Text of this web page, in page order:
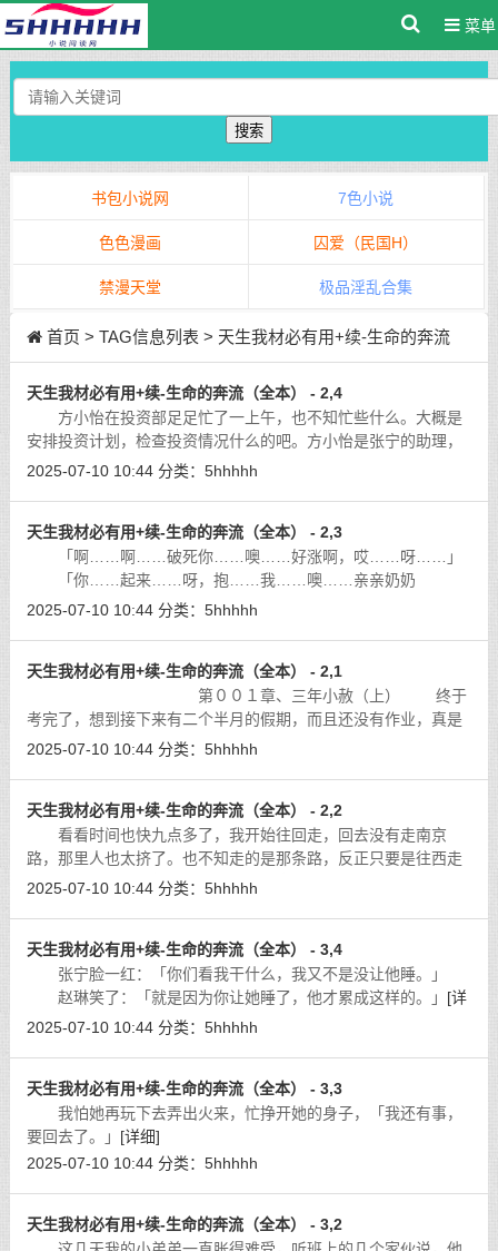
菜单
搜索
书包小说网 7色小说
色色漫画 囚爱（民国H）
禁漫天堂 极品淫乱合集
首页 > TAG信息列表 > 天生我材必有用+续-生命的奔流
天生我材必有用+续-生命的奔流（全本） - 2,4
方小怡在投资部足足忙了一上午，也不知忙些什么。大概是
安排投资计划，检查投资情况什么的吧。方小怡是张宁的助理，
平时也协助张宁主管投资这一块。
2025-07-10 10:44 分类： 5hhhhh
天生我材必有用+续-生命的奔流（全本） - 2,3
「啊……啊……破死你……噢……好涨啊，哎……呀……」
「你……起来……呀，抱……我……噢……亲亲奶奶
啊……」 [详细]
2025-07-10 10:44 分类： 5hhhhh
天生我材必有用+续-生命的奔流（全本） - 2,1
第００１章、三年小赦（上） 终于
考完了，想到接下来有二个半月的假期，而且还没有作业，真是
幸福死了。饱受了初中三年的监禁之苦，现在还真有囚犯赶上天
2025-07-10 10:44 分类： 5hhhhh
天生我材必有用+续-生命的奔流（全本） - 2,2
看看时间也快九点多了，我开始往回走，回去没有走南京
路，那里人也太挤了。也不知走的是那条路，反正只要是往西走
的就行，走累了再打的就是。现在是高峰时间，出租车难打，坐
2025-07-10 10:44 分类： 5hhhhh
天生我材必有用+续-生命的奔流（全本） - 3,4
张宁脸一红：「你们看我干什么，我又不是没让他睡。」
赵琳笑了：「就是因为你让她睡了，他才累成这样的。」 [详
细]
2025-07-10 10:44 分类： 5hhhhh
天生我材必有用+续-生命的奔流（全本） - 3,3
我怕她再玩下去弄出火来，忙挣开她的身子，「我还有事，
要回去了。」 [详细]
2025-07-10 10:44 分类： 5hhhhh
天生我材必有用+续-生命的奔流（全本） - 3,2